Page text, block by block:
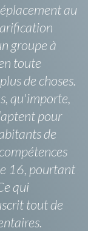
au
groupe à
toute
de choses.
qu'importe,
pour
de
16, pourtant
qui
tout de